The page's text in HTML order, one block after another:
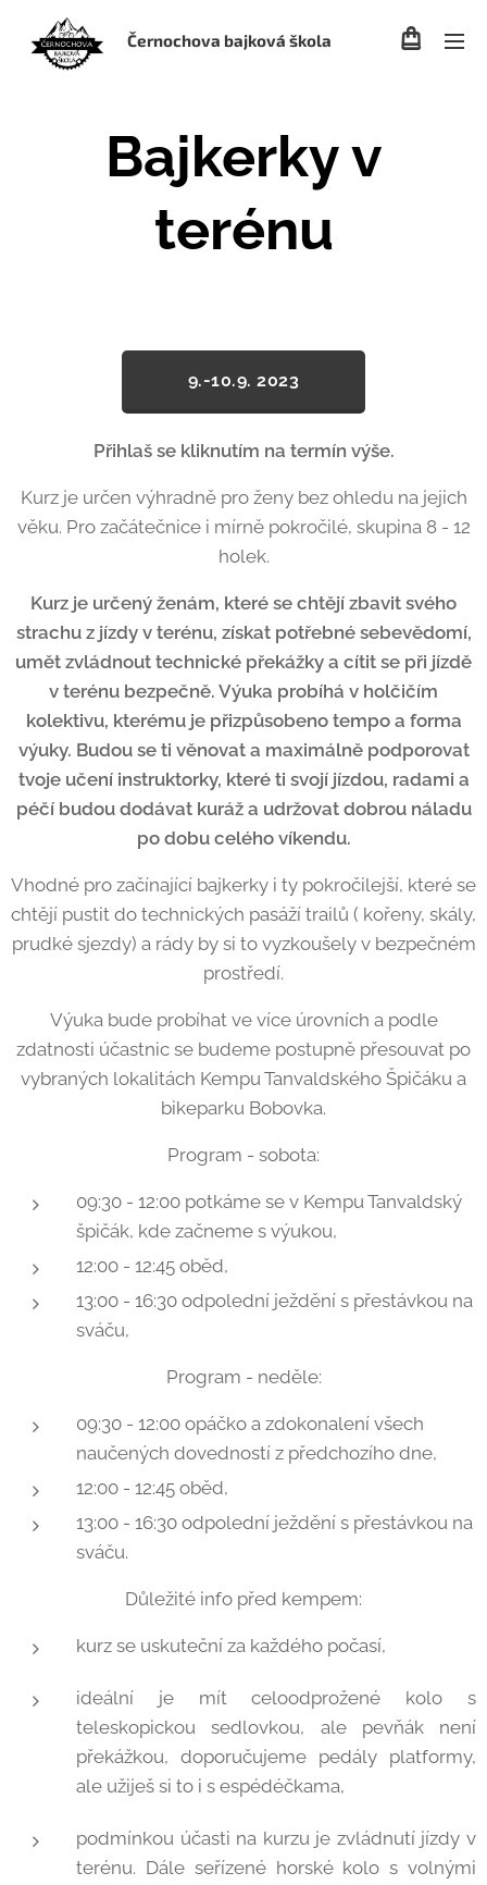
Černochova bajková škola
Bajkerky v
terénu
9.-10.9. 2023
Přihlaš se kliknutím na termín výše.
Kurz je určen výhradně pro ženy bez ohledu na jejich
věku. Pro začátečnice i mírně pokročilé, skupina 8 - 12
holek.
Kurz je určený ženám, které se chtějí zbavit svého
strachu z jízdy v terénu, získat potřebné sebevědomí,
umět zvládnout technické překážky a cítit se při jízdě
v terénu bezpečně. Výuka probíhá v holčičím
kolektivu, kterému je přizpůsobeno tempo a forma
výuky. Budou se ti věnovat a maximálně podporovat
tvoje učení instruktorky, které ti svojí jízdou, radami a
péčí budou dodávat kuráž a udržovat dobrou náladu
po dobu celého víkendu.
Vhodné pro začínající bajkerky i ty pokročilejší, které se
chtějí pustit do technických pasáží trailů ( kořeny, skály,
prudké sjezdy) a rády by si to vyzkoušely v bezpečném
prostředí.
Výuka bude probíhat ve více úrovních a podle
zdatnosti účastnic se budeme postupně přesouvat po
vybraných lokalitách Kempu Tanvaldského Špičáku a
bikeparku Bobovka.
Program - sobota:
09:30 - 12:00 potkáme se v Kempu Tanvaldský
špičák, kde začneme s výukou,
12:00 - 12:45 oběd,
13:00 - 16:30 odpolední ježdění s přestávkou na
sváču,
Program - neděle:
09:30 - 12:00 opáčko a zdokonalení všech
naučených dovedností z předchozího dne,
12:00 - 12:45 oběd,
13:00 - 16:30 odpolední ježdění s přestávkou na
sváču.
Důležité info před kempem:
kurz se uskuteční za každého počasí,
ideální je mít celoodprožené kolo s
teleskopickou sedlovkou, ale pevňák není
překážkou, doporučujeme pedály platformy,
ale užiješ si to i s espédéčkama,
podmínkou účasti na kurzu je zvládnutí jízdy v
terénu. Dále seřízené horské kolo s volnými